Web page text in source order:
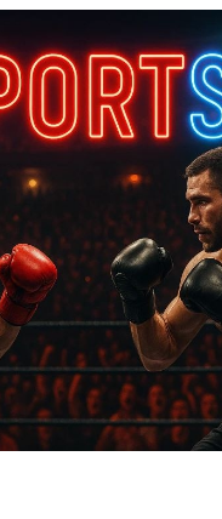
события и
Кирилл